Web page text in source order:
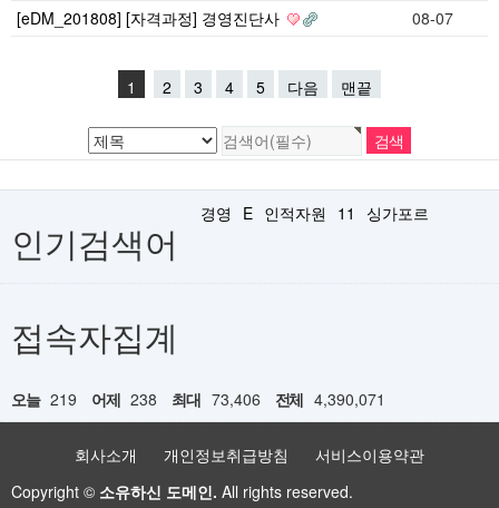
[eDM_201808] [자격과정] 경영진단사 08-07
1 2 3 4 5 다음 맨끝
인기검색어
경영 E 인적자원 11 싱가포르
접속자집계
오늘 219 어제 238 최대 73,406 전체 4,390,071
회사소개 개인정보취급방침
서비스이용약관
Copyright © 소유하신 도메인. All rights reserved.